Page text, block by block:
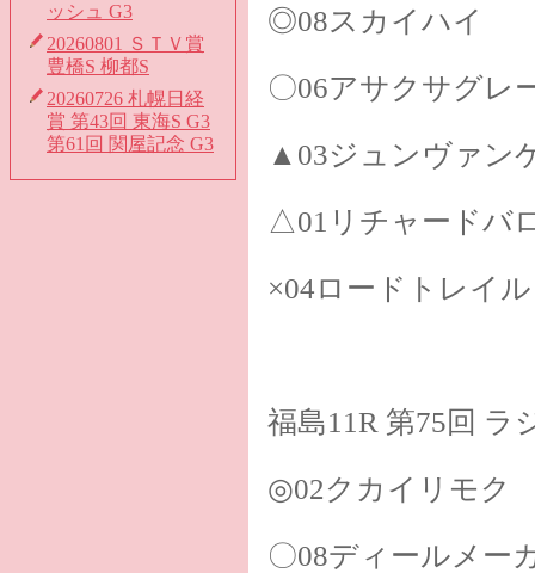
ッシュ G3
20260801 ＳＴＶ賞
豊橋S 柳都S
20260726 札幌日経
賞 第43回 東海S G3
第61回 関屋記念 G3
◎08スカイハイ
〇06アサクサグレ
▲03ジュンヴァン
△01リチャードバ
×04ロードトレイル
福島11R 第75回 ラ
◎02クカイリモク
〇08ディールメー